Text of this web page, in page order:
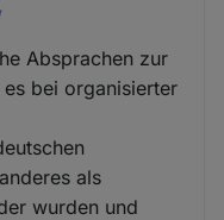
Absprachen zur
bei organisierter
als
wurden und